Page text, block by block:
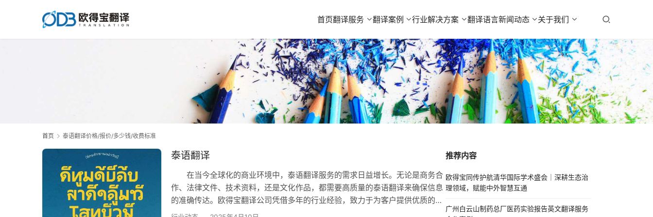
首页翻译服务 翻译案例 行业解决方案 翻译语言新闻动态 关于我们
首页 泰语翻译价格/报价/多少钱/收费标准
泰语翻译
在当今全球化的商业环境中，泰语翻译服务的需求日益增长。无论是商务合
作、法律文件、技术资料，还是文化作品，都需要高质量的泰语翻译来确保信息
的准确传达。欧得宝翻译公司凭借多年的行业经验，致力于为客户提供优质的泰
语翻译服务。 一、泰语翻译服务范围：精准匹配需求 ​​1.全场景服务类型​​
推荐内容
欧得宝同传护航清华国际学术盛会｜深耕生态治
理领域，赋能中外智慧互通
广州白云山制药总厂医药实验报告英文翻译服务